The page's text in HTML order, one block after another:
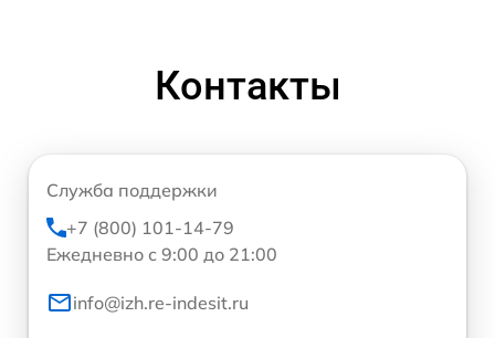
Контакты
Служба поддержки
+7 (800) 101-14-79
Ежедневно с 9:00 до 21:00
info@izh.re-indesit.ru